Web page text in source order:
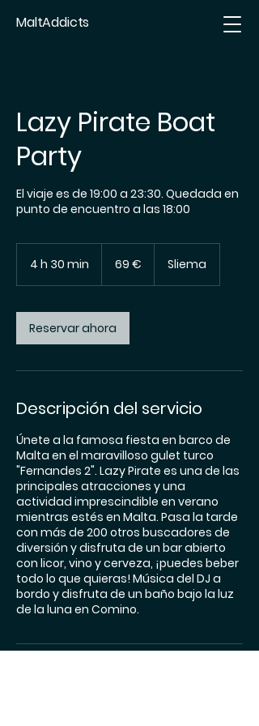
MaltAddicts
Lazy Pirate Boat
Party
El viaje es de 19:00 a 23:30. Quedada en
punto de encuentro a las 18:00
4 h 30 min
3
0
i
69 € Sliema
Reservar ahora
Descripción del servicio
Únete a la famosa fiesta en barco de
Malta en el maravilloso gulet turco
"Fernandes 2". Lazy Pirate es una de las
principales atracciones y una
actividad imprescindible en verano
mientras estés en Malta. Pasa la tarde
con más de 200 otros buscadores de
diversión y disfruta de un bar abierto
con licor, vino y cerveza, ¡puedes beber
todo lo que quieras! Música del DJ a
bordo y disfruta de un baño bajo la luz
de la luna en Comino.